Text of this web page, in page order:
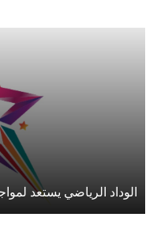
الوداد الرياضي يستعد